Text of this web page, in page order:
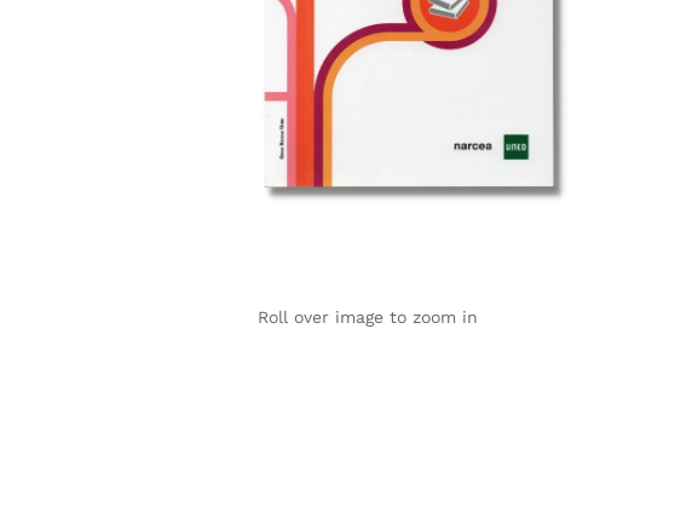
Roll over image to zoom in